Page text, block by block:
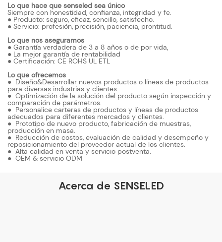
Lo que hace que senseled sea único
Siempre con honestidad, confianza, integridad y fe.
● Producto: seguro, eficaz, sencillo, satisfecho.
● Servicio: profesión, precisión, paciencia, prontitud.
Lo que nos aseguramos
● Garantía verdadera de 3 a 8 años o de por vida,
● La mejor garantía de rentabilidad
● Certificación: CE ROHS UL ETL
Lo que ofrecemos
● Diseño&Desarrollar nuevos productos o líneas de productos
para diversas industrias y clientes.
● Optimización de la solución del producto según inspección y
comparación de parámetros.
● Personalice carteras de productos y líneas de productos
adecuados para diferentes mercados y clientes.
● Prototipo de nuevo producto, fabricación de muestras,
producción en masa.
● Reducción de costos, evaluación de calidad y desempeño y
reposicionamiento del proveedor actual de los clientes.
● Alta calidad en venta y servicio postventa.
● OEM & servicio ODM
Acerca de SENSELED